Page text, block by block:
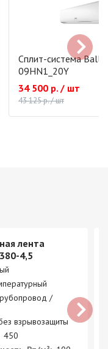
Сплит-система Ballu
09HN1_20Y
34 500 р. / шт
43 125 р. / шт
лента
4,5
/
взрывозащиты
450